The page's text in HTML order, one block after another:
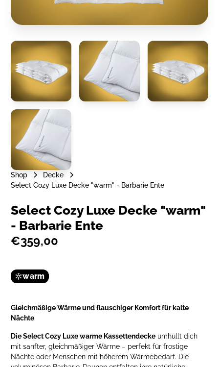
Shop
Decke
Select Cozy Luxe Decke "warm" - Barbarie Ente
Select Cozy Luxe Decke "warm"
- Barbarie Ente
€359,00
warm
Gleichmäßige Wärme und flauschiger Komfort für kalte
Nächte
Die Select Cozy Luxe warme Kassettendecke umhüllt dich
mit sanfter, gleichmäßiger Wärme – perfekt für frostige
Nächte oder Menschen mit höherem Wärmebedarf. Die